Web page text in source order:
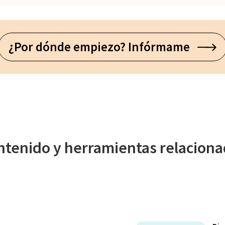
¿Por dónde empiezo? Infórmame
y herramientas